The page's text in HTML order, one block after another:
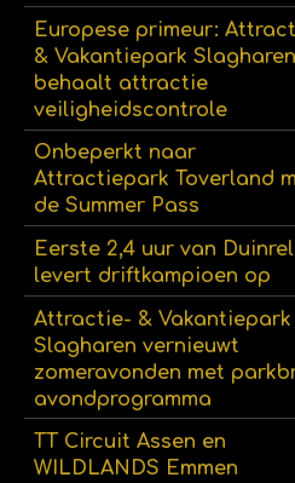
Europese primeur:
& Vakantiepark Slagharen
behaalt attractie
veiligheidscontrole
Onbeperkt naar
Attractiepark Toverland
de Summer Pass
Eerste 2,4 uur van
levert driftkampioen op
Attractie- & Vakantiepark
Slagharen vernieuwt
zomeravonden met
avondprogramma
TT Circuit Assen en
WILDLANDS Emmen